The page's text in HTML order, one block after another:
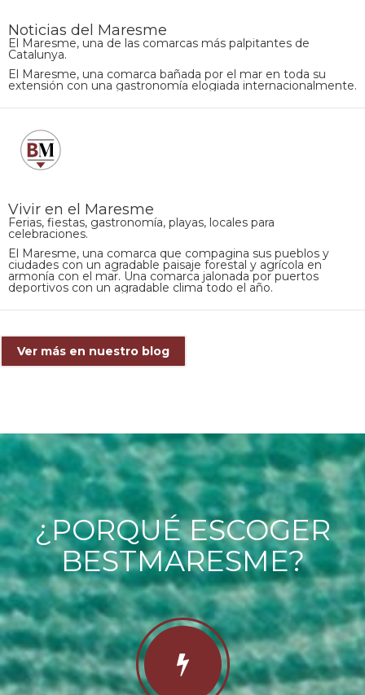
Noticias del Maresme
El Maresme, una de las comarcas más palpitantes de
Catalunya.
El Maresme, una comarca bañada por el mar en toda su
extensión con una gastronomía elogiada internacionalmente.
Vivir en el Maresme
Ferias, fiestas, gastronomía, playas, locales para
celebraciones.
El Maresme, una comarca que compagina sus pueblos y
ciudades con un agradable paisaje forestal y agrícola en
armonía con el mar. Una comarca jalonada por puertos
deportivos con un agradable clima todo el año.
Ver más en nuestro blog
¿PORQUÉ ESCOGER
BESTMARESME?